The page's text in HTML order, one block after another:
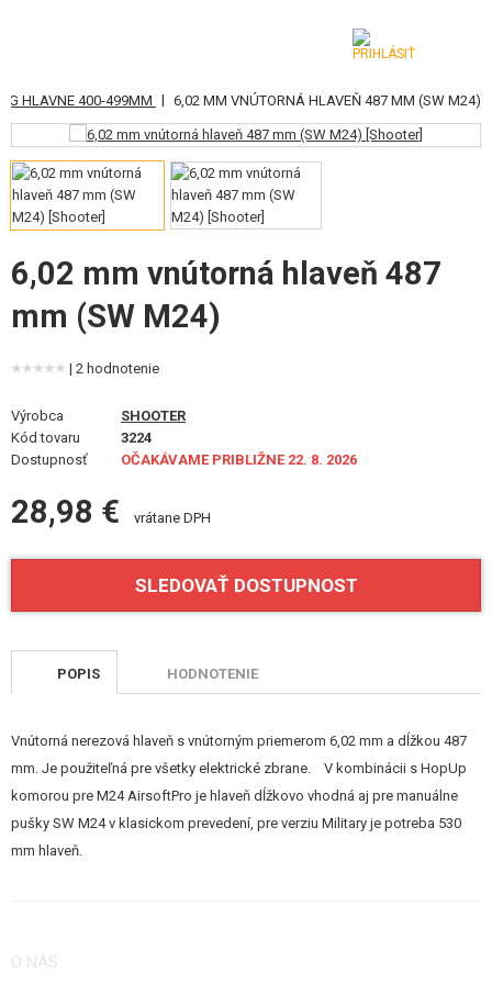
KATEGÓRIE
AIRSOFTOVÉ ZBRANE
VZDUCHOVÉ ZBRANE, PRAKY
GRANÁTOMETY, GRANÁTY
GULIČKY, PLYN
OKULIARE, MASKY
VÝSTROJ, UNIFORMY, PÚZDRA
MASKOVANIE, FARBY, PÁSKY
DOPLNKY K ZBRANIAM, POPRUHY
PRE ELEKTRICKÉ ZBRANE - VNÚTORNÉ
PRE ELEKTRICKÉ ZBRANE - VONKAJŠIE
HLAVNE 400-499MM | 6,02 MM VNÚTORNÁ HLAVEŇ 487 MM (SW M24)
6,02 mm vnútorná hlaveň 487
mm (SW M24)
| 2 hodnotenie
Výrobca
SHOOTER
Kód tovaru
3224
Dostupnosť
OČAKÁVAME PRIBLIŽNE 22. 8. 2026
28,98 € vrátane DPH
SLEDOVAŤ DOSTUPNOST
POPIS HODNOTENIE
Vnútorná nerezová hlaveň s vnútorným priemerom 6,02 mm a dĺžkou 487
mm. Je použiteľná pre všetky elektrické zbrane. V kombinácii s HopUp
komorou pre M24 AirsoftPro je hlaveň dĺžkovo vhodná aj pre manuálne
pušky SW M24 v klasickom prevedení, pre verziu Military je potreba 530
mm hlaveň.
O NÁS